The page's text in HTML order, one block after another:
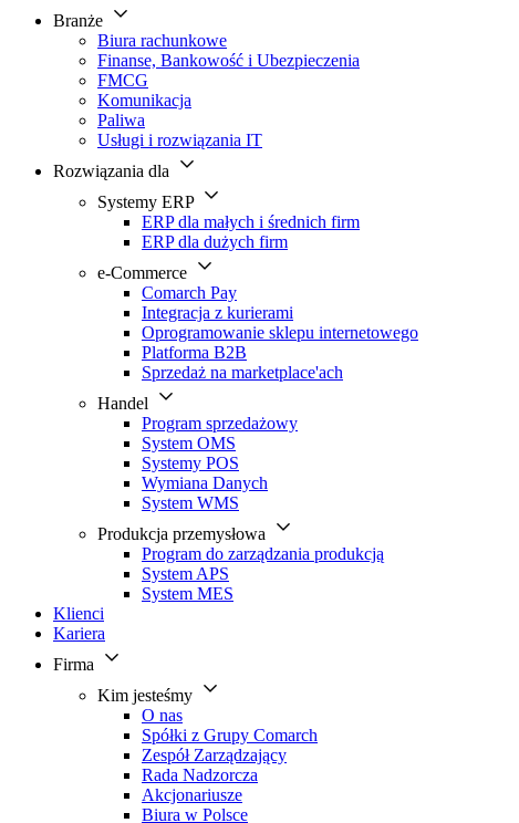
Branże
Biura rachunkowe
Finanse, Bankowość i Ubezpieczenia
FMCG
Komunikacja
Paliwa
Usługi i rozwiązania IT
Rozwiązania dla
Systemy ERP
ERP dla małych i średnich firm
ERP dla dużych firm
e-Commerce
Comarch Pay
Integracja z kurierami
Oprogramowanie sklepu internetowego
Platforma B2B
Sprzedaż na marketplace'ach
Handel
Program sprzedażowy
System OMS
Systemy POS
Wymiana Danych
System WMS
Produkcja przemysłowa
Program do zarządzania produkcją
System APS
System MES
Klienci
Kariera
Firma
Kim jesteśmy
O nas
Spółki z Grupy Comarch
Zespół Zarządzający
Rada Nadzorcza
Akcjonariusze
Biura w Polsce